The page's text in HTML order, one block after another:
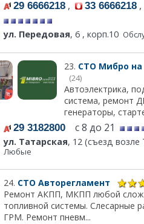
29 6666218 , 33 6666218 ,
ул. Передовая, 6 , корп.10
23. СТО Мибро
(24)
Автоэлектрика,
система, ремонт
генераторы,
29 3182800 с 8 до 21
ул. Татарская, 12 (съезд
Любые
24. СТО Авторегламент
Ремонт АКПП, МКПП любой
топливной системы. Слесарные
ГРМ. Ремонт пневм...